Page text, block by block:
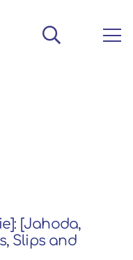
[Jahoda,
Slips and